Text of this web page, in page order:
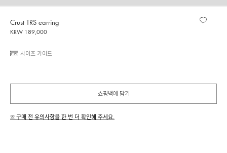
Crust TRS earring
KRW 189,000
사이즈 가이드
쇼핑백에 담기
※ 구매 전 유의사항을 한 번 더 확인해 주세요.